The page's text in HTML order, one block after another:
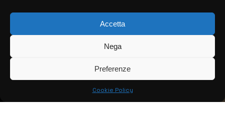
Accetta
Nega
Preferenze
Cookie Policy